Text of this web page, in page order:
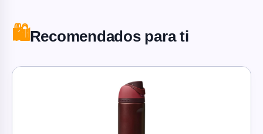
🛍️Recomendados para ti